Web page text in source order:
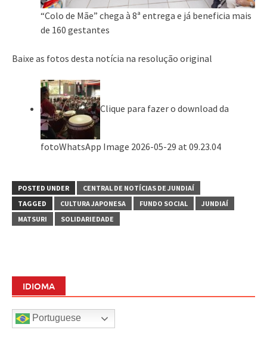
“Colo de Mãe” chega à 8ª entrega e já beneficia mais
de 160 gestantes
Baixe as fotos desta notícia na resolução original
Clique para fazer o download da
fotoWhatsApp Image 2026-05-29 at 09.23.04
POSTED UNDER
CENTRAL DE NOTÍCIAS DE JUNDIAÍ
TAGGED
CULTURA JAPONESA FUNDO SOCIAL
JUNDIAÍ
MATSURI
SOLIDARIEDADE
IDIOMA
Portuguese